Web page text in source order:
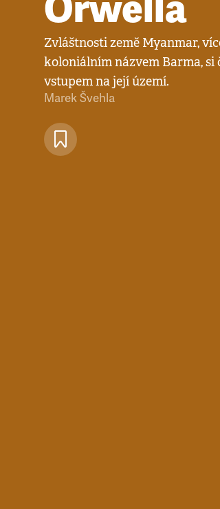
Zvláštnosti země Myanmar,
koloniálním názvem Barma,
vstupem na její území.
Marek Švehla